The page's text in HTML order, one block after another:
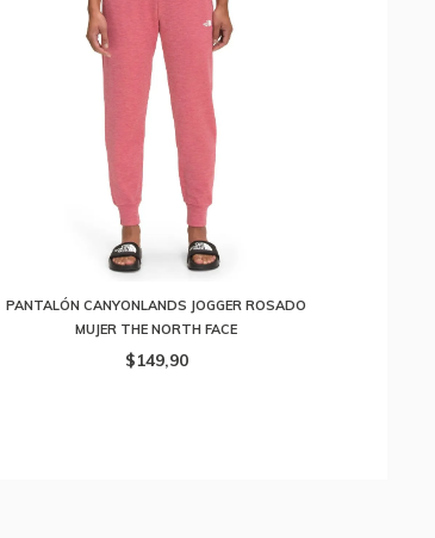
PANTALÓN CANYONLANDS JOGGER ROSADO
MUJER THE NORTH FACE
$149,90